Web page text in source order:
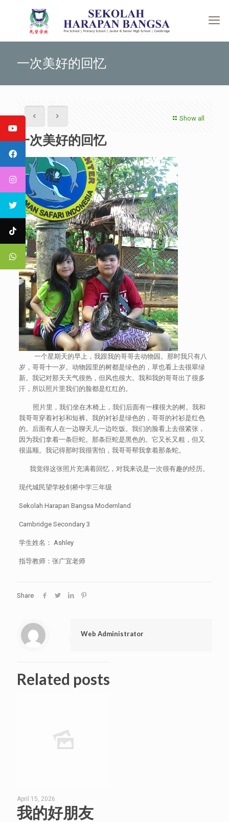
一次美好的回忆
Show all
一次美好的回忆
一个星期天的早上，我跟我的哥哥去动物园。那时我只有八
岁，哥哥十一岁。动物园里的树都是绿色的，草也看上去很翠绿
新。我记对那天天气很热，但风也很大。我和我的哥哥出了很多
汗，所以照片里我们的脸都是红红的。
照片里，我们坐在木椅上，我们后面有一棵很大的树。我和
我哥哥穿着衬衫和短裤。我的衬衫是绿色的，哥哥的衬衫是红色
的。后面有人在一边聊天儿一边吃饭。我们的脸看上去很紧张，
因为我们拿着一条巨蛇。那条巨蛇是黑色的。它又长又粗，但又
很温顺。我记得那时我很害怕，我哥哥帮我拿着那条蛇。
我觉得这张照片充满着回忆，对我来说是一次很有趣的经历。
现代城民望学校剑桥中学三年级
Sekolah Harapan Bangsa Modernland
Cambridge Secondary 3
学生姓名： Ashley
指导教师：张广宜老师
Share
Web Administrator
Related posts
April 15, 2026
我的好朋友